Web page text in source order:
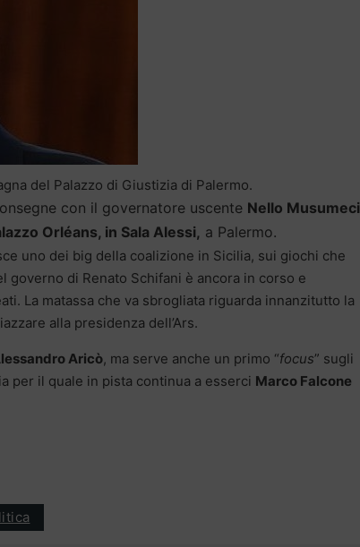
del Palazzo di Giustizia di Palermo.
con il governatore uscente Nello Musumeci
Orléans, in Sala Alessi, a Palermo.
uno dei big della coalizione in Sicilia, sui giochi che
di Renato Schifani è ancora in corso e
La matassa che va sbrogliata riguarda innanzitutto la
alla presidenza dell’Ars.
Aricò, ma serve anche un primo “focus” sugli
per il quale in pista continua a esserci Marco Falcone